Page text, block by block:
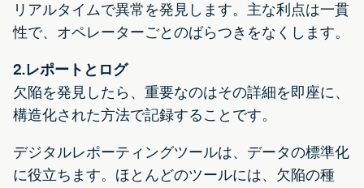
リアルタイムで異常を発見します。主な利点は一貫
性で、オペレーターごとのばらつきをなくします。
2.レポートとログ
欠陥を発見したら、重要なのはその詳細を即座に、
構造化された方法で記録することです。
デジタルレポーティングツールは、データの標準化
に役立ちます。ほとんどのツールには、欠陥の種